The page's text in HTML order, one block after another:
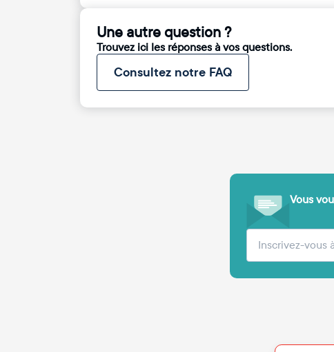
Une autre question ?
Trouvez ici les réponses à vos questions.
Consultez notre FAQ
Vous
Votre adresse